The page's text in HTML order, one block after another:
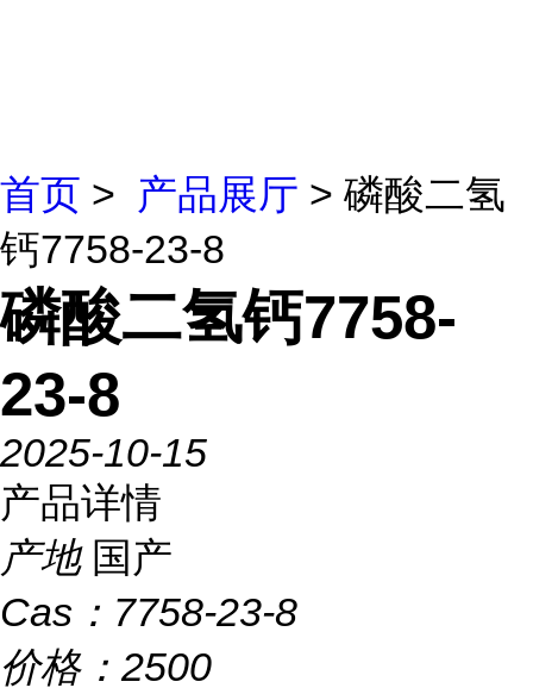
首页 > 产品展厅 > 磷酸二氢
钙7758-23-8
磷酸二氢钙7758-
23-8
2025-10-15
产品详情
产地 国产
Cas： 7758-23-8
价格： 2500